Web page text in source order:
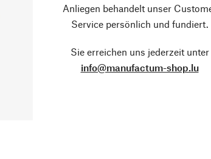
Anliegen behandelt unser
Service persönlich und fundiert.
Sie erreichen uns jederzeit unter
info@manufactum-shop.lu